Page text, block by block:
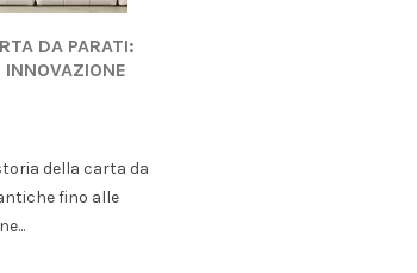
DA PARATI:
della carta da
fino alle